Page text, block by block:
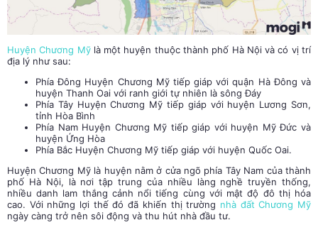
Huyện Chương Mỹlà một huyện thuộc thành phố Hà Nội và có vị trí
địa lý như sau:
Phía Đông Huyện Chương Mỹ tiếp giáp với quận Hà Đông và
huyện Thanh Oai với ranh giới tự nhiên là sông Đáy
Phía Tây Huyện Chương Mỹ tiếp giáp với huyện Lương Sơn,
tỉnh Hòa Bình
Phía Nam Huyện Chương Mỹ tiếp giáp với huyện Mỹ Đức và
huyện Ứng Hòa
Phía Bắc Huyện Chương Mỹ tiếp giáp với huyện Quốc Oai.
Huyện Chương Mỹ là huyện nằm ở cửa ngõ phía Tây Nam của thành
phố Hà Nội, là nơi tập trung của nhiều làng nghề truyền thống,
nhiều danh lam thắng cảnh nổi tiếng cùng với mật độ đô thị hóa
cao. Với những lợi thế đó đã khiến thị trường nhà đất Chương Mỹ
ngày càng trở nên sôi động và thu hút nhà đầu tư.